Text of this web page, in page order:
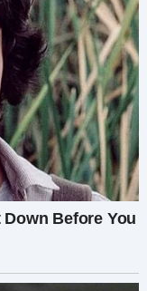
на
стоял у
он ловко
взял за
излучала